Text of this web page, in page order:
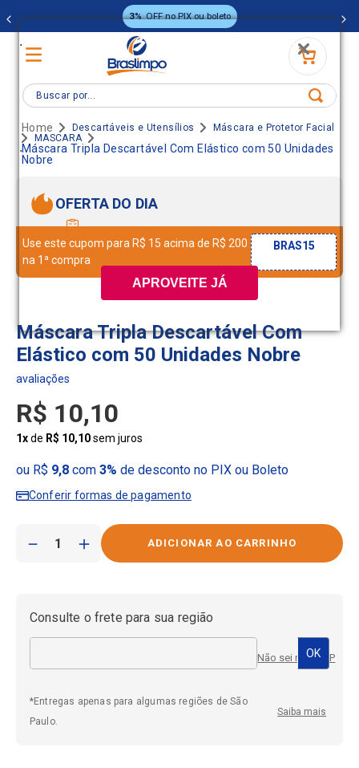
.
.
APROVEITE JÁ
3%OFF no PIX ou boleto
Buscar por...
Descartáveis e Utensílios
Máscara e Protetor Facial
MASCARA
Máscara Tripla Descartável Com Elástico com 50 Unidades
Nobre
OFERTA DO DIA
Use este cupom para R$ 15 acima de R$ 200
na 1ª compra
BRAS15
Máscara Tripla Descartável Com
Elástico com 50 Unidades Nobre
R$ 10,10
1xde R$ 10,10sem juros
ou R$ 9,8com 3% de desconto no PIX ou Boleto
Conferir formas de pagamento
＋
－
Consulte o frete para sua região
Não sei meu CEP
*Entregas apenas para algumas regiões de São
Paulo.
Saiba mais